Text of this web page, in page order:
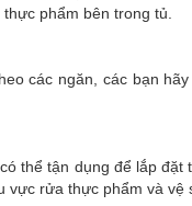
phẩm bên trong tủ.
các ngăn, các bạn
thể tận dụng để lắp đặt
vực rửa thực phẩm và vệ